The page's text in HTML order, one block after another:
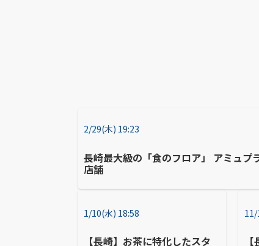
2/29(木) 19:23
長崎最大級の「食のフロア」 アミュ
店舗
1/10(水) 18:58
【長崎】お茶に特化したスタ